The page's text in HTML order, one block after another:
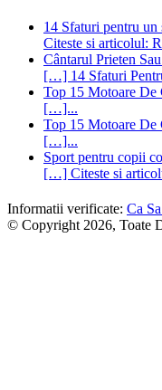
14 Sfaturi pentru
Citeste si articolul:
Cântarul Prieten
[…] 14 Sfaturi
Top 15 Motoare
[…]...
Top 15 Motoare
[…]...
Sport pentru copii
[…] Citeste si
Informatii verificate: Ca
© Copyright 2026, Toate